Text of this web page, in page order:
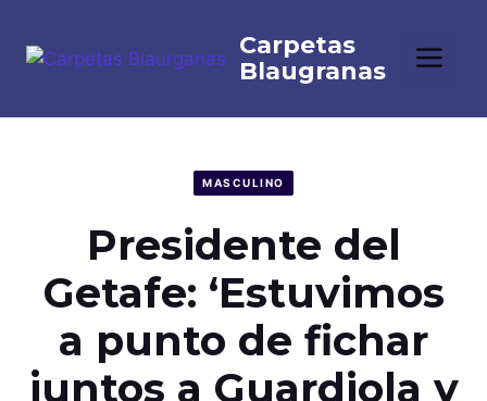
contenido
MASCULINO
Presidente del
Getafe: ‘Estuvimos
a punto de fichar
juntos a Guardiola y